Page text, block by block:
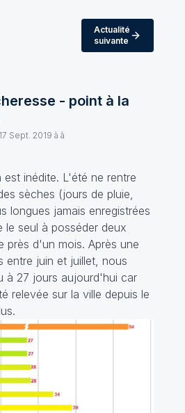
Actualité
suivante
- point à la
17 Sept. 2019 à à
est inédite. L'été ne rentre
sèches (jours de pluie,
longues jamais enregistrées
le seul à posséder deux
près d'un mois. Après une
entre juin et juillet, nous
à 27 jours aujourd'hui car
relevée sur la ville depuis le